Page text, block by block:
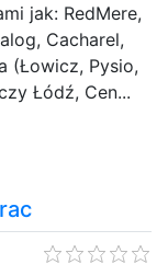
jak: RedMere,
Cacharel,
(Łowicz, Pysio,
Łódź, Cen...